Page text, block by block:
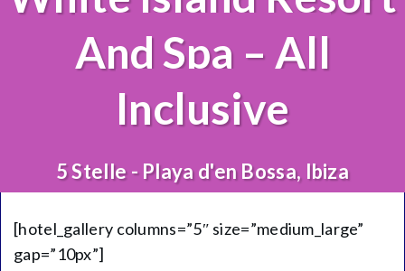
And Spa – All
Inclusive
5 Stelle - Playa d'en Bossa, Ibiza
[hotel_gallery columns=”5″ size=”medium_large”
gap=”10px”]